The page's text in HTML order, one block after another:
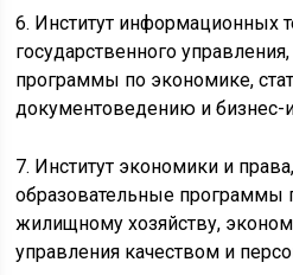
6. Институт информационных
государственного
программы по экономике,
документоведению и бизнес-
7. Институт экономики и
образовательные программы
жилищному хозяйству,
управления качеством и